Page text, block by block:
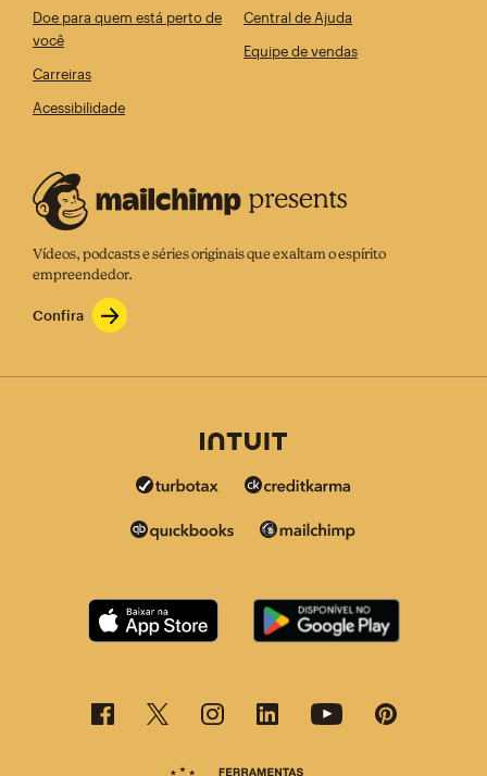
Doe para quem está perto de
você
Carreiras
Acessibilidade
Central de Ajuda
Equipe de vendas
Vídeos, podcasts e séries originais que exaltam o espírito
empreendedor.
Confira